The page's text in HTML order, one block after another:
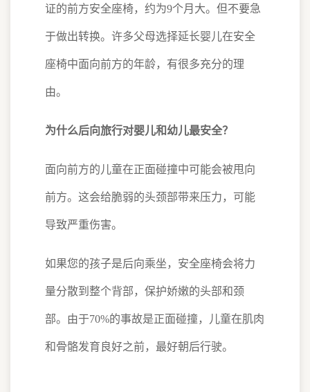
证的前方安全座椅，约为9个月大。但不要急
于做出转换。许多父母选择延长婴儿在安全
座椅中面向前方的年龄，有很多充分的理
由。
为什么后向旅行对婴儿和幼儿最安全？
面向前方的儿童在正面碰撞中可能会被甩向
前方。这会给脆弱的头颈部带来压力，可能
导致严重伤害。
如果您的孩子是后向乘坐，安全座椅会将力
量分散到整个背部，保护娇嫩的头部和颈
部。由于70%的事故是正面碰撞，儿童在肌肉
和骨骼发育良好之前，最好朝后行驶。